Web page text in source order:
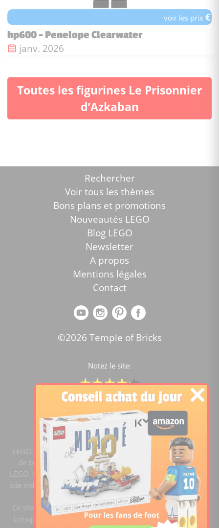
voir les prix€
hp600 - Penelope Clearwater
Date de sortie :
janv. 2026
Toutes les figurines Le Prisonnier
d’Azkaban
Rechercher
Voir tous les thèmes
Bons plans et promotions
Nouveautés LEGO
Blog LEGO
Newsletter
A propos
Mentions légales
Contact
©2026 Temple of Bricks
Notez le site:
Comparateur de prix Lego
4.2/5 -15441notes
LEGO, le logo LEGO, la figurine LEGO et les configurations
de briques sont des marques commerciales du groupe
LEGO. ©2020 The LEGO Group. Templeofbricks.com est un
site indépendant du groupe LEGO, il n'est pas sponsorisé ni
validé par LEGO.
Ce site est membre du programme Ebay Partner Network.
Lorsque vous cliquez sur un lien et faites un achat, ce site